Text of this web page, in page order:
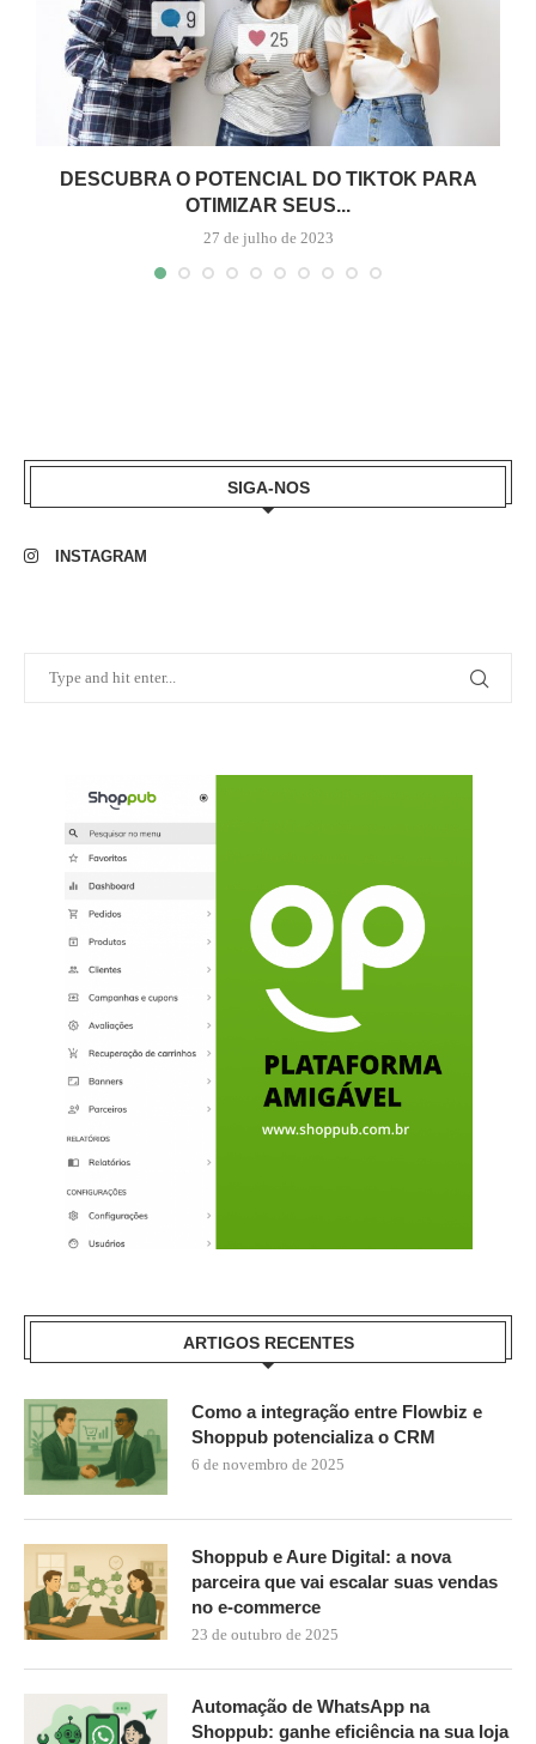
DESCUBRA O POTENCIAL DO TIKTOK PARA
OTIMIZAR SEUS...
27 de julho de 2023
SIGA-NOS
INSTAGRAM
ARTIGOS RECENTES
Como a integração entre Flowbiz e
Shoppub potencializa o CRM
6 de novembro de 2025
Shoppub e Aure Digital: a nova
parceira que vai escalar suas vendas
no e-commerce
23 de outubro de 2025
Automação de WhatsApp na
Shoppub: ganhe eficiência na sua loja